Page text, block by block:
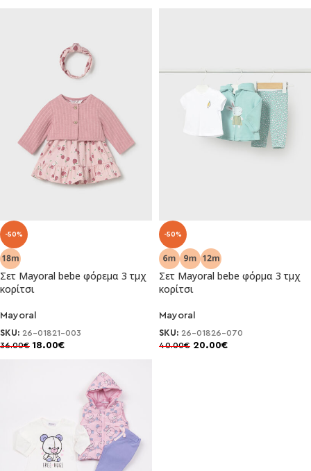
-50%
Σετ Mayoral bebe φόρεμα 3 τμχ
κορίτσι
Mayoral
SKU: 26-01821-003
36.00€ 18.00€
-50%
Σετ Mayoral bebe φόρμα 3 τμχ
κορίτσι
Mayoral
SKU: 26-01826-070
40.00€ 20.00€